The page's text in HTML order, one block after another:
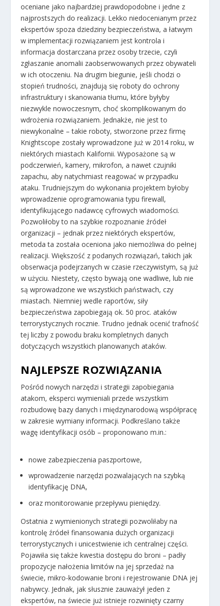
oceniane jako najbardziej prawdopodobne i jedne z
najprostszych do realizacji. Lekko niedocenianym przez
ekspertów spoza dziedziny bezpieczeństwa, a łatwym
w implementacji rozwiązaniem jest kontrola i
informacja dostarczana przez osoby trzecie, czyli
zgłaszanie anomalii zaobserwowanych przez obywateli
w ich otoczeniu. Na drugim biegunie, jeśli chodzi o
stopień trudności, znajdują się roboty do ochrony
infrastruktury i skanowania tłumu, które byłyby
niezwykle nowoczesnym, choć skomplikowanym do
wdrożenia rozwiązaniem. Jednakże, nie jest to
niewykonalne – takie roboty, stworzone przez firmę
Knightscope zostały wprowadzone już w 2014 roku, w
niektórych miastach Kalifornii. Wyposażone są w
podczerwień, kamery, mikrofon, a nawet czujniki
zapachu, aby natychmiast reagować w przypadku
ataku. Trudniejszym do wykonania projektem byłoby
wprowadzenie oprogramowania typu firewall,
identyfikującego nadawcę cyfrowych wiadomości.
Pozwoliłoby to na szybkie rozpoznanie źródeł
organizacji – jednak przez niektórych ekspertów,
metoda ta została oceniona jako niemożliwa do pełnej
realizacji. Większość z podanych rozwiązań, takich jak
obserwacja podejrzanych w czasie rzeczywistym, są już
w użyciu. Niestety, często bywają one wadliwe, lub nie
są wprowadzone we wszystkich państwach, czy
miastach. Niemniej wedle raportów, siły
bezpieczeństwa zapobiegają ok. 50 proc. ataków
terrorystycznych rocznie. Trudno jednak ocenić trafność
tej liczby z powodu braku kompletnych danych
dotyczących wszystkich planowanych ataków.
NAJLEPSZE ROZWIĄZANIA
Pośród nowych narzędzi i strategii zapobiegania
atakom, eksperci wymieniali przede wszystkim
rozbudowę bazy danych i międzynarodową współpracę
w zakresie wymiany informacji. Podkreślano także
wagę identyfikacji osób – proponowano m.in.:
nowe zabezpieczenia paszportowe,
wprowadzenie narzędzi pozwalających na szybką
identyfikację DNA,
oraz monitorowanie przepływu pieniędzy.
Ostatnia z wymienionych strategii pozwoliłaby na
kontrolę źródeł finansowania dużych organizacji
terrorystycznych i unicestwienie ich centralnej części.
Pojawiła się także kwestia dostępu do broni – padły
propozycje nałożenia limitów na jej sprzedaż na
świecie, mikro-kodowanie broni i rejestrowanie DNA jej
nabywcy. Jednak, jak słusznie zauważył jeden z
ekspertów, na świecie już istnieje rozwinięty czarny